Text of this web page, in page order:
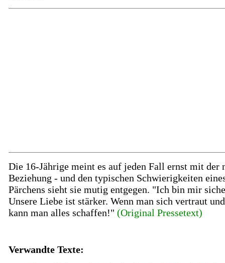
Die 16-Jährige meint es auf jeden Fall ernst mit der
Beziehung - und den typischen Schwierigkeiten
Pärchens sieht sie mutig entgegen. "Ich bin mir
Unsere Liebe ist stärker. Wenn man sich vertraut
kann man alles schaffen!" (Original Pressetext)
Verwandte Texte: